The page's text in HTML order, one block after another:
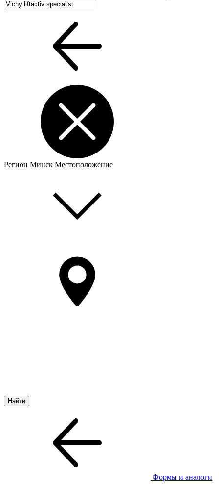
Регион Минск Местоположение
Формы и аналоги